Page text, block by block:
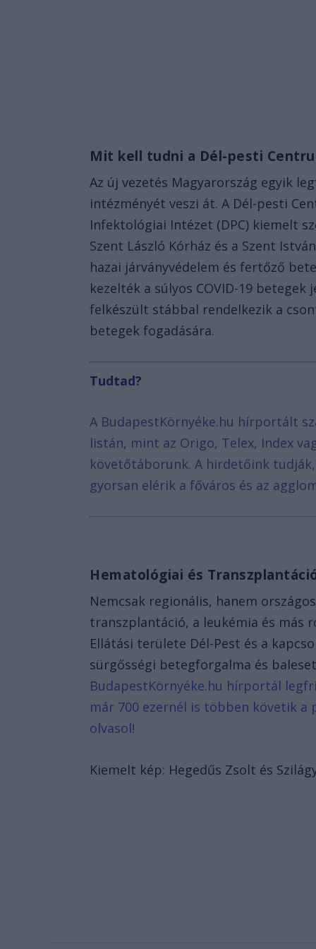
Mit kell tudni a Dél-pesti
Az új vezetés Magyarország egyik
intézményét veszi át. A Dél-pesti
Infektológiai Intézet (DPC) kiemelt
Szent László Kórház és a Szent
hazai járványvédelem és fertőző
kezelték a súlyos COVID-19
felkészült stábbal rendelkezik a
betegek fogadására.
Tudtad?
A BudapestKörnyéke.hu hírportált
listán, mint az Origo, Telex, Index
követőtáborunk. A hirdetőink
gyorsan elérik a főváros és az
Hematológiai és
Nemcsak regionális, hanem
transzplantáció, a leukémia és más
Ellátási területe Dél-Pest és a
sürgősségi betegforgalma és
BudapestKörnyéke.hu hírportál
már 700 ezernél is többen követik
olvasol!
Kiemelt kép: Hegedűs Zsolt és